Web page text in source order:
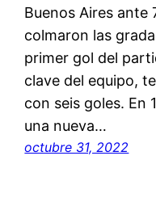
Buenos Aires ante
colmaron las
primer gol del
clave del equipo,
con seis goles. En
una nueva…
octubre 31, 2022